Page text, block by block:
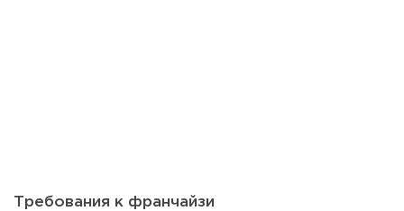
Требования к франчайзи